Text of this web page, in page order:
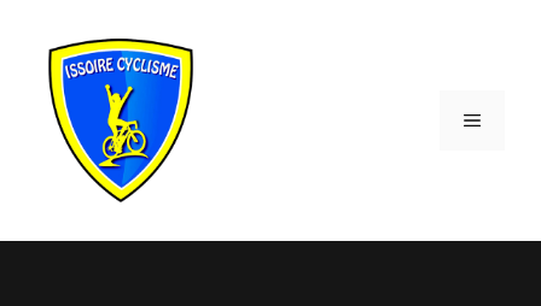
contenu
MENU